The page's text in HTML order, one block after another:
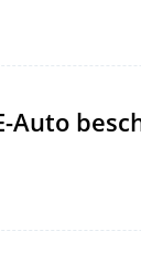
Auto